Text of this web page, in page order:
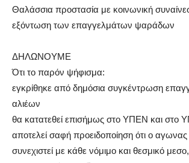
Θαλάσσια προστασία με κοινωνική
εξόντωση των επαγγελμάτων ψαράδων
ΔΗΛΩΝΟΥΜΕ
Ότι το παρόν ψήφισμα:
εγκρίθηκε από δημόσια συγκέντρωση
αλιέων
θα κατατεθεί επισήμως στο ΥΠΕΝ και στο
αποτελεί σαφή προειδοποίηση ότι ο
συνεχιστεί με κάθε νόμιμο και θεσμικό